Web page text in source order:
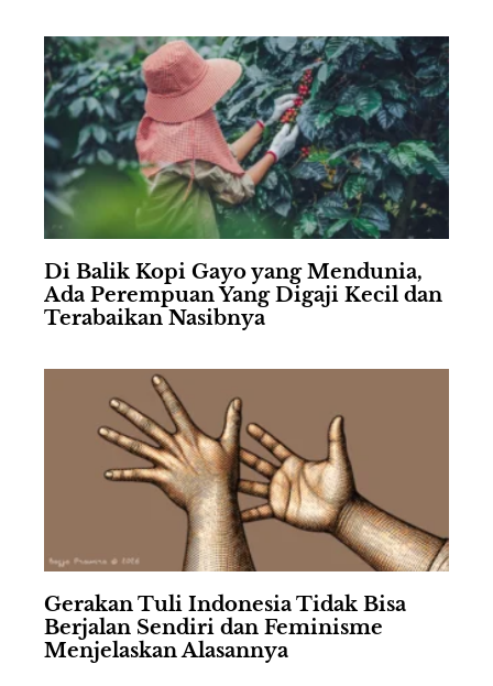
Di Balik Kopi Gayo yang Mendunia,
Ada Perempuan Yang Digaji Kecil dan
Terabaikan Nasibnya
Gerakan Tuli Indonesia Tidak Bisa
Berjalan Sendiri dan Feminisme
Menjelaskan Alasannya